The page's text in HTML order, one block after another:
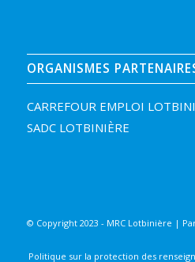
ORGANISMES
CARREFOUR EMPLOI
SADC LOTBINIÈRE
© Copyright 2023 - MRC Lotbinière |
Politique sur la protection des